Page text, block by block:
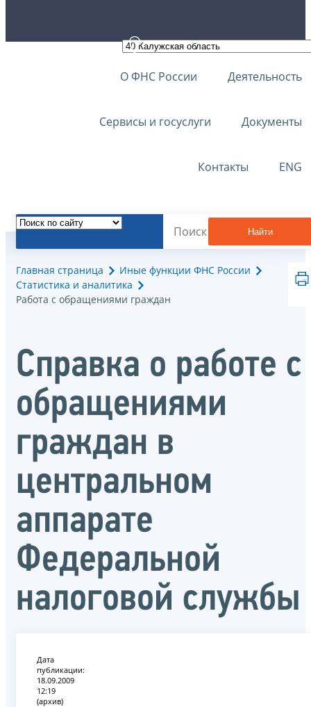
О ФНС России Деятельность
Сервисы и госуслуги Документы
Контакты ENG
Найти
Главная страница
Иные функции ФНС России
Статистика и аналитика
Работа с обращениями граждан
Справка о работе с
обращениями
граждан в
центральном
аппарате
Федеральной
налоговой службы
Дата
публикации:
18.09.2009
12:19
(архив)